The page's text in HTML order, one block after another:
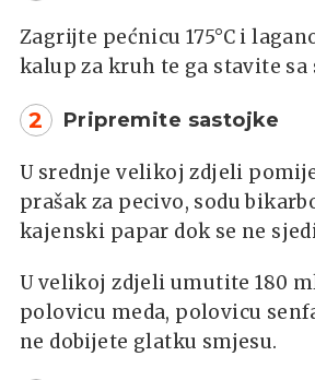
Zagrijte pećnicu 175°C i
kalup za kruh te ga stavite sa
2 Pripremite sastojke
U srednje velikoj zdjeli
prašak za pecivo, sodu
kajenski papar dok se ne
U velikoj zdjeli umutite 180
polovicu meda, polovicu
ne dobijete glatku smjesu.